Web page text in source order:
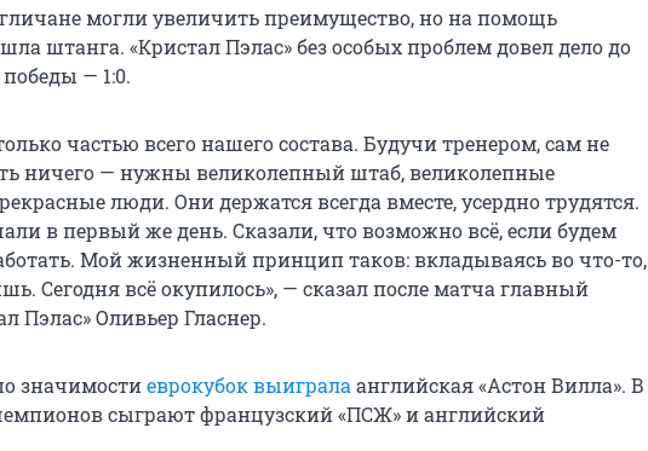
могли увеличить преимущество, но на помощь
штанга. «Кристал Пэлас» без особых проблем довел дело до
— 1:0.
частью всего нашего состава. Будучи тренером, сам не
ничего — нужны великолепный штаб, великолепные
люди. Они держатся всегда вместе, усердно трудятся.
в первый же день. Сказали, что возможно всё, если будем
Мой жизненный принцип таков: вкладываясь во что-то,
Сегодня всё окупилось», — сказал после матча главный
Пэлас» Оливьер Гласнер.
значимостиеврокубок выиграла английская «Астон Вилла». В
сыграют французский «ПСЖ» и английский